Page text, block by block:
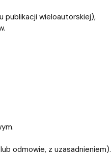
publikacji wieloautorskiej),
odmowie, z uzasadnieniem).